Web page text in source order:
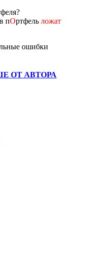
пОртфель ложат
ошибки
ОТ АВТОРА